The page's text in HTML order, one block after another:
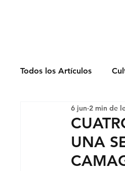
Todos los Artículos
Economía
UNA
6 jun 2 min de